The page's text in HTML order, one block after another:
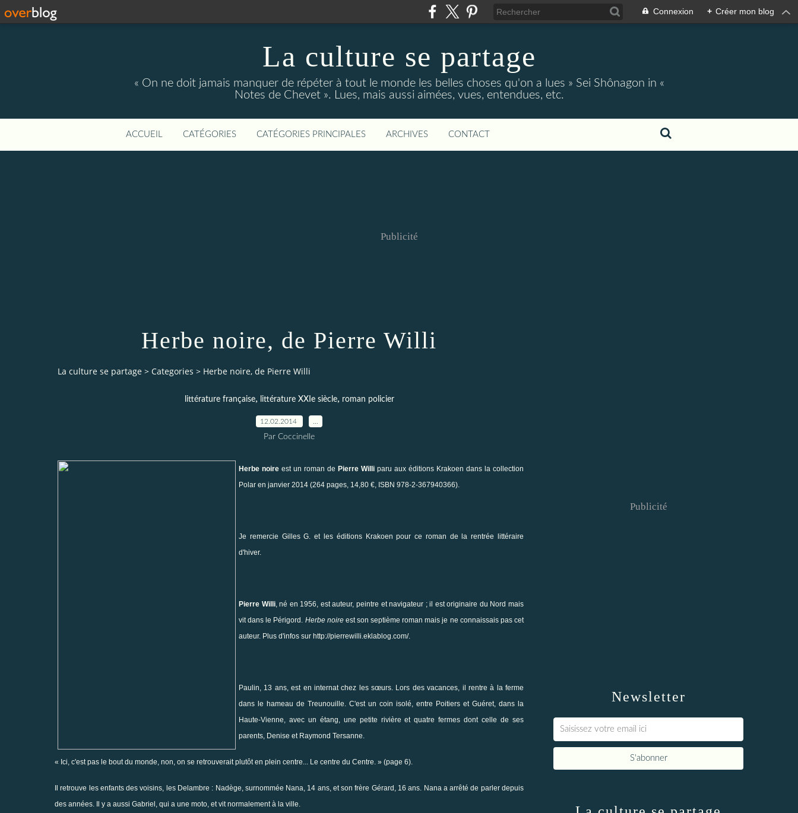
Connexion + Créer mon blog
La culture se partage
« On ne doit jamais manquer de répéter à tout le monde les belles choses qu'on a lues » Sei Shônagon in «
Notes de Chevet ». Lues, mais aussi aimées, vues, entendues, etc.
ACCUEIL CATÉGORIES CATÉGORIES PRINCIPALES ARCHIVES CONTACT
Publicité
Herbe noire, de Pierre Willi
La culture se partage > Categories > Herbe noire, de Pierre Willi
littérature française, littérature XXIe siècle, roman policier
12.02.2014
Par Coccinelle
Herbe noire est un roman de Pierre Willi paru aux éditions Krakoen dans la collection
Polar en janvier 2014 (264 pages, 14,80 €, ISBN 978-2-367940366).
Je remercie Gilles G. et les éditions Krakoen pour ce roman de la rentrée littéraire
d'hiver.
Pierre Willi, né en 1956, est auteur, peintre et navigateur ; il est originaire du Nord mais
vit dans le Périgord. Herbe noireest son septième roman mais je ne connaissais pas cet
auteur. Plus d'infos sur http://pierrewilli.eklablog.com/.
Paulin, 13 ans, est en internat chez les sœurs. Lors des vacances, il rentre à la ferme
dans le hameau de Treunouille. C'est un coin isolé, entre Poitiers et Guéret, dans la
Haute-Vienne, avec un étang, une petite rivière et quatre fermes dont celle de ses
parents, Denise et Raymond Tersanne.
« Ici, c'est pas le bout du monde, non, on se retrouverait plutôt en plein centre... Le centre du Centre. » (page 6).
Il retrouve les enfants des voisins, les Delambre : Nadège, surnommée Nana, 14 ans, et son frère Gérard, 16 ans. Nana a arrêté de parler depuis
des années. Il y a aussi Gabriel, qui a une moto, et vit normalement à la ville.
Newsletter
Publicité